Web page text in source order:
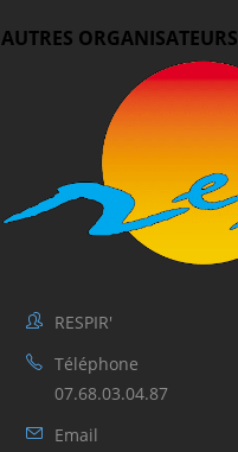
AUTRES ORGANISATEURS
RESPIR'
Téléphone
07.68.03.04.87
Email